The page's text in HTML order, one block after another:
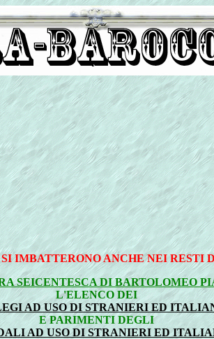
IMBATTERONO ANCHE NEI RESTI
SEICENTESCA DI BARTOLOMEO
L'ELENCO DEI
AD USO DI STRANIERI ED
E PARIMENTI DEGLI
AD USO DI STRANIERI ED